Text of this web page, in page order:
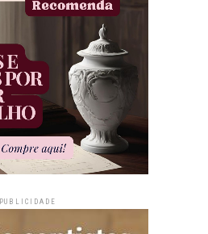
PUBLICIDADE